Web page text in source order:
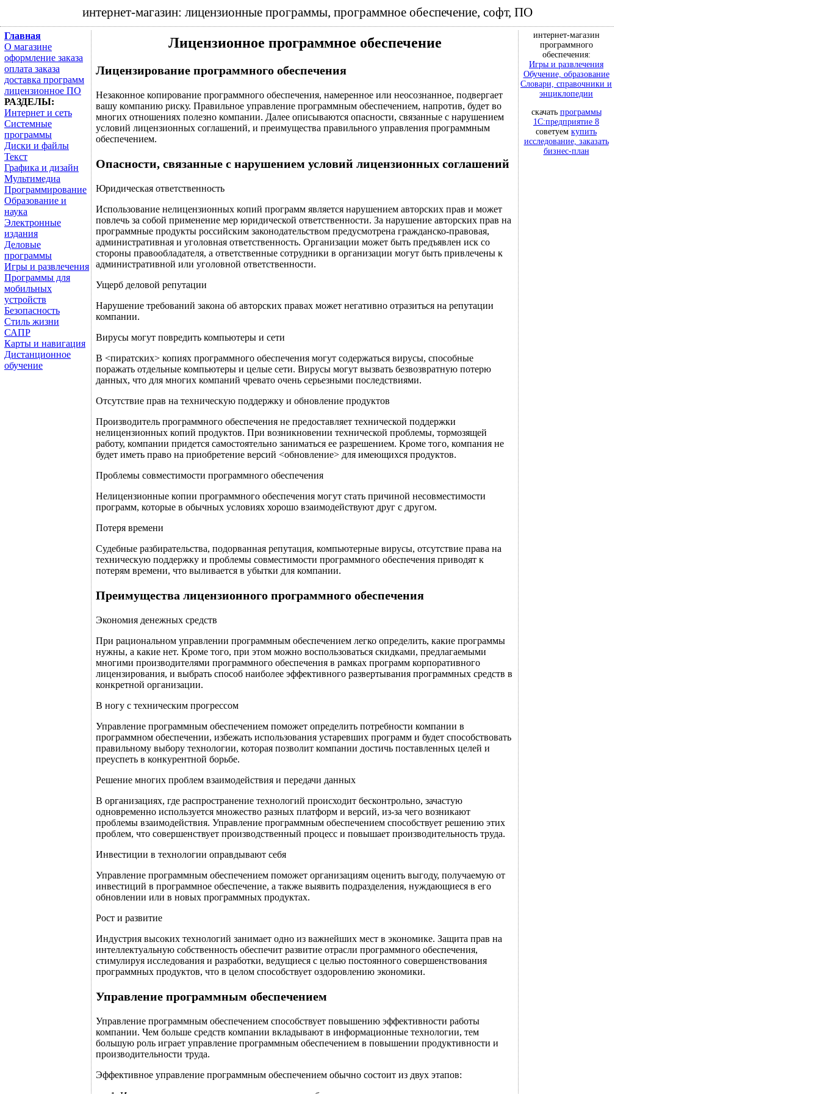
интернет-магазин: лицензионные программы, программное обеспечение, софт, ПО
Главная
О магазине
оформление заказа
оплата заказа
доставка программ
лицензионное ПО
РАЗДЕЛЫ:
Интернет и сеть
Системные
программы
Диски и файлы
Текст
Графика и дизайн
Мультимедиа
Программирование
Образование и
наука
Электронные
издания
Деловые
программы
Игры и развлечения
Программы для
мобильных
устройств
Безопасность
Стиль жизни
САПР
Карты и навигация
Дистанционное
обучение
Лицензионное программное обеспечение
Лицензирование программного обеспечения
Незаконное копирование программного обеспечения, намеренное или неосознанное, подвергает
вашу компанию риску. Правильное управление программным обеспечением, напротив, будет во
многих отношениях полезно компании. Далее описываются опасности, связанные с нарушением
условий лицензионных соглашений, и преимущества правильного управления программным
обеспечением.
Опасности, связанные с нарушением условий лицензионных соглашений
Юридическая ответственность
Использование нелицензионных копий программ является нарушением авторских прав и может
повлечь за собой применение мер юридической ответственности. За нарушение авторских прав на
программные продукты российским законодательством предусмотрена гражданско-правовая,
административная и уголовная ответственность. Организации может быть предъявлен иск со
стороны правообладателя, а ответственные сотрудники в организации могут быть привлечены к
административной или уголовной ответственности.
Ущерб деловой репутации
Нарушение требований закона об авторских правах может негативно отразиться на репутации
компании.
Вирусы могут повредить компьютеры и сети
В <пиратских> копиях программного обеспечения могут содержаться вирусы, способные
поражать отдельные компьютеры и целые сети. Вирусы могут вызвать безвозвратную потерю
данных, что для многих компаний чревато очень серьезными последствиями.
Отсутствие прав на техническую поддержку и обновление продуктов
Производитель программного обеспечения не предоставляет технической поддержки
нелицензионных копий продуктов. При возникновении технической проблемы, тормозящей
работу, компании придется самостоятельно заниматься ее разрешением. Кроме того, компания не
будет иметь право на приобретение версий <обновление> для имеющихся продуктов.
Проблемы совместимости программного обеспечения
Нелицензионные копии программного обеспечения могут стать причиной несовместимости
программ, которые в обычных условиях хорошо взаимодействуют друг с другом.
Потеря времени
Судебные разбирательства, подорванная репутация, компьютерные вирусы, отсутствие права на
техническую поддержку и проблемы совместимости программного обеспечения приводят к
потерям времени, что выливается в убытки для компании.
Преимущества лицензионного программного обеспечения
Экономия денежных средств
При рациональном управлении программным обеспечением легко определить, какие программы
нужны, а какие нет. Кроме того, при этом можно воспользоваться скидками, предлагаемыми
многими производителями программного обеспечения в рамках программ корпоративного
лицензирования, и выбрать способ наиболее эффективного развертывания программных средств в
конкретной организации.
В ногу с техническим прогрессом
Управление программным обеспечением поможет определить потребности компании в
программном обеспечении, избежать использования устаревших программ и будет способствовать
правильному выбору технологии, которая позволит компании достичь поставленных целей и
преуспеть в конкурентной борьбе.
Решение многих проблем взаимодействия и передачи данных
В организациях, где распространение технологий происходит бесконтрольно, зачастую
одновременно используется множество разных платформ и версий, из-за чего возникают
проблемы взаимодействия. Управление программным обеспечением способствует решению этих
проблем, что совершенствует производственный процесс и повышает производительность труда.
Инвестиции в технологии оправдывают себя
Управление программным обеспечением поможет организациям оценить выгоду, получаемую от
инвестиций в программное обеспечение, а также выявить подразделения, нуждающиеся в его
обновлении или в новых программных продуктах.
Рост и развитие
Индустрия высоких технологий занимает одно из важнейших мест в экономике. Защита прав на
интеллектуальную собственность обеспечит развитие отрасли программного обеспечения,
стимулируя исследования и разработки, ведущиеся с целью постоянного совершенствования
программных продуктов, что в целом способствует оздоровлению экономики.
Управление программным обеспечением
Управление программным обеспечением способствует повышению эффективности работы
компании. Чем больше средств компании вкладывают в информационные технологии, тем
большую роль играет управление программным обеспечением в повышении продуктивности и
производительности труда.
Эффективное управление программным обеспечением обычно состоит из двух этапов:
интернет-магазин
программного
обеспечения:
Игры и развлечения
Обучение, образование
Словари, справочники и
энциклопедии
скачать программы
1С:предприятие 8
советуем купить
исследование, заказать
бизнес-план